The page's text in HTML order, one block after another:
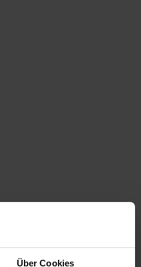
Über Cookies